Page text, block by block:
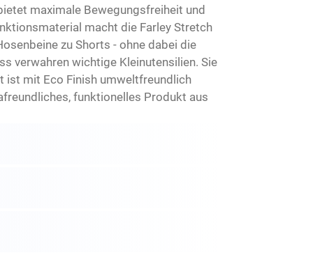
maximale Bewegungsfreiheit und
macht die Farley Stretch
zu Shorts - ohne dabei die
verwahren wichtige Kleinutensilien. Sie
ist mit Eco Finish umweltfreundlich
funktionelles Produkt aus